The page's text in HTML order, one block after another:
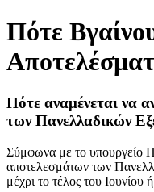
Πότε
Πότε αναμένεται να
των Πανελλαδικών
Σύμφωνα με το υπουργείο
αποτελεσμάτων των
μέχρι το τέλος του Ιουνίου